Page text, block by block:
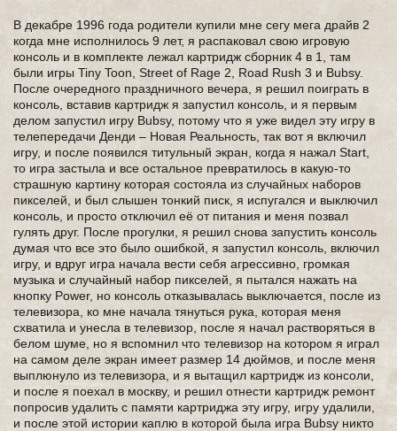
В декабре 1996 года родители купили мне сегу мега драйв 2
когда мне исполнилось 9 лет, я распаковал свою игровую
консоль и в комплекте лежал картридж сборник 4 в 1, там
были игры Tiny Toon, Street of Rage 2, Road Rush 3 и Bubsy.
После очередного праздничного вечера, я решил поиграть в
консоль, вставив картридж я запустил консоль, и я первым
делом запустил игру Bubsy, потому что я уже видел эту игру в
телепередачи Денди – Новая Реальность, так вот я включил
игру, и после появился титульный экран, когда я нажал Start,
то игра застыла и все остальное превратилось в какую-то
страшную картину которая состояла из случайных наборов
пикселей, и был слышен тонкий писк, я испугался и выключил
консоль, и просто отключил её от питания и меня позвал
гулять друг. После прогулки, я решил снова запустить консоль
думая что все это было ошибкой, я запустил консоль, включил
игру, и вдруг игра начала вести себя агрессивно, громкая
музыка и случайный набор пикселей, я пытался нажать на
кнопку Power, но консоль отказывалась выключается, после из
телевизора, ко мне начала тянуться рука, которая меня
схватила и унесла в телевизор, после я начал растворяться в
белом шуме, но я вспомнил что телевизор на котором я играл
на самом деле экран имеет размер 14 дюймов, и после меня
выплюнуло из телевизора, и я вытащил картридж из консоли,
и после я поехал в москву, и решил отнести картридж ремонт
попросив удалить с памяти картриджа эту игру, игру удалили,
и после этой истории каплю в которой была игра Bubsy никто